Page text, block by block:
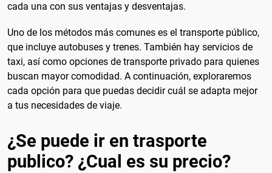
cada una con sus ventajas y desventajas.
Uno de los métodos más comunes es el transporte público,
que incluye autobuses y trenes. También hay servicios de
taxi, así como opciones de transporte privado para quienes
buscan mayor comodidad. A continuación, exploraremos
cada opción para que puedas decidir cuál se adapta mejor
a tus necesidades de viaje.
¿Se puede ir en trasporte
publico? ¿Cual es su precio?